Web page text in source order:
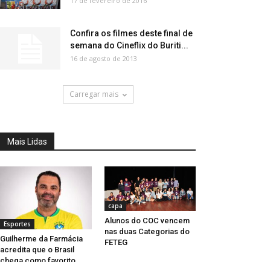
Confira os filmes deste final de
semana do Cineflix do Buriti...
16 de agosto de 2013
Carregar mais
Mais Lidas
Esportes
Guilherme da Farmácia
acredita que o Brasil
capa
Alunos do COC vencem
nas duas Categorias do
FETEG